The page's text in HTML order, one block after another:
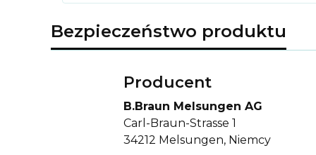
Bezpieczeństwo produktu
Producent
B.Braun Melsungen AG
Carl-Braun-Strasse 1
34212 Melsungen, Niemcy